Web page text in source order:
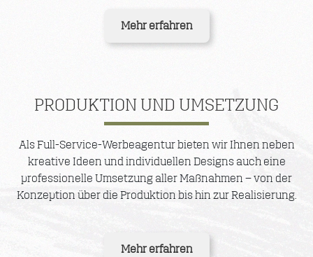
Mehr erfahren
PRODUKTION UND UMSETZUNG
Als Full-Service-Werbeagentur bieten wir Ihnen neben
kreative Ideen und individuellen Designs auch eine
professionelle Umsetzung aller Maßnahmen – von der
Konzeption über die Produktion bis hin zur Realisierung.
Mehr erfahren